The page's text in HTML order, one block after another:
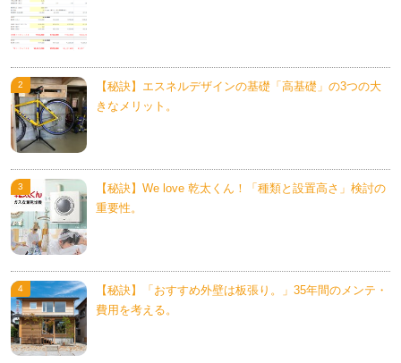
【秘訣】エスネルデザインの基礎「高基礎」の3つの大
きなメリット。
【秘訣】We love 乾太くん！「種類と設置高さ」検討の
重要性。
【秘訣】「おすすめ外壁は板張り。」35年間のメンテ・
費用を考える。